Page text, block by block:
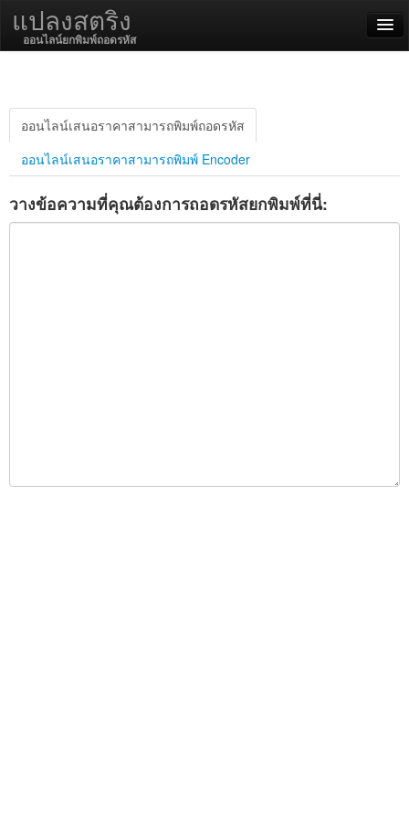
แปลงสตริง
ออนไลน์ยกพิมพ์ถอดรหัส
ไทย
SSL On
เข้ารหัส / ถอดรหัส
ออนไลน์เสนอราคาสามารถพิมพ์ถอดรหัส
ออนไลน์เสนอราคาสามารถพิมพ์ Encoder
วางข้อความที่คุณต้องการถอดรหัสยกพิมพ์ที่นี่: